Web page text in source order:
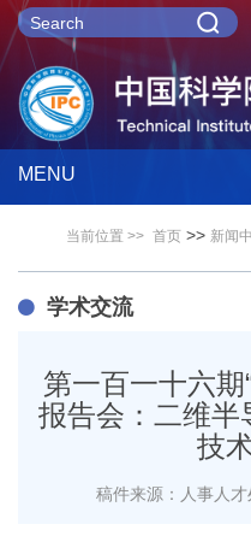
MENU
当前位置 >> 首页 >> 新闻
学术交流
第一百一十六期
报告会：二维半
技
稿件来源：人事人才